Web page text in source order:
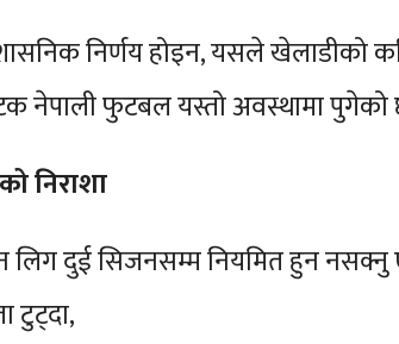
निर्णय होइन, यसले खेलाडीको
नेपाली फुटबल यस्तो अवस्थामा पुगेको
निराशा
लिग दुई सिजनसम्म नियमित हुन
टुट्दा,